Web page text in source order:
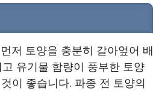
저 토양을 충분히 갈아엎어 배
유기물 함량이 풍부한 토양
이 좋습니다. 파종 전 토양의